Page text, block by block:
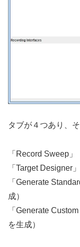
タブが４つあり、
「Record Sweep
「Target Designer
「Generate
成）
「Generate
を生成）